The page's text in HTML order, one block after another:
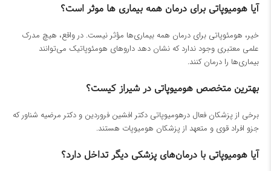
آیا هومیوپاتی برای درمان همه بیماری ها موثر است؟
خیر، هومئوپاتی برای درمان همه بیماری‌ها مؤثر نیست. در واقع، هیچ مدرک
علمی معتبری وجود ندارد که نشان دهد داروهای هومئوپاتیک می‌توانند
بیماری‌ها را درمان کنند.
بهترین متخصص هومیوپاتی در شیراز کیست؟
برخی از پزشکان فعال درهومیوپاتی دکتر افشین فروردین و دکتر مرضیه شناور که
جزو افراد قوی و متعهد از پزشکان هومیوپات هستند.
آیا هومیوپاتی با درمان‌های پزشکی دیگر تداخل دارد؟